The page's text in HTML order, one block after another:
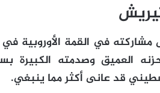
مشاركته في القمة الأوروبية
العميق وصدمته الكبيرة
قد عانى أكثر مما ينبغي.